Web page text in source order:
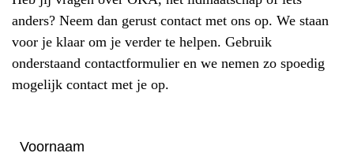
anders? Neem dan gerust contact met ons op. We staan
voor je klaar om je verder te helpen. Gebruik
onderstaand contactformulier en we nemen zo spoedig
mogelijk contact met je op.